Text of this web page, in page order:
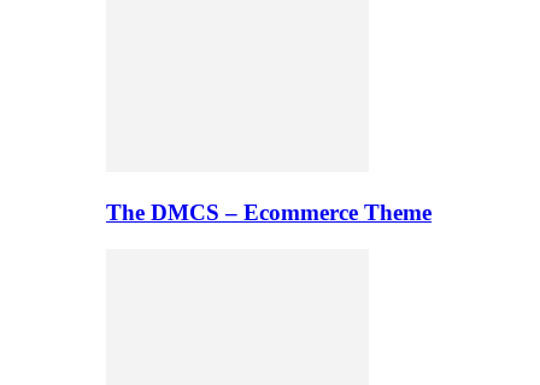
The DMCS – Ecommerce Theme